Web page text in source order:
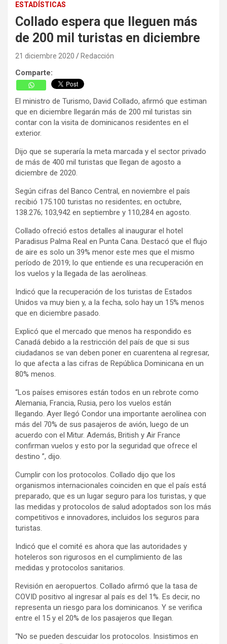
ESTADÍSTICAS
Collado espera que lleguen más
de 200 mil turistas en diciembre
21 diciembre 2020 Redacción
Comparte:
El ministro de Turismo, David Collado, afirmó que estiman
que en diciembre llegarán más de 200 mil turistas sin
contar con la visita de dominicanos residentes en el
exterior.
Dijo que se superaría la meta marcada y el sector privado
de más de 400 mil turistas que llegan de agosto a
diciembre de 2020.
Según cifras del Banco Central, en noviembre el país
recibió 175.100 turistas no residentes; en octubre,
138.276; 103,942 en septiembre y 110,284 en agosto.
Collado ofreció estos detalles al inaugurar el hotel
Paradisus Palma Real en Punta Cana. Destacó que el flujo
de aire es solo un 39% menor este mes que el mismo
período de 2019; lo que entiende es una recuperación en
los vuelos y la llegada de las aerolíneas.
Indicó que la recuperación de los turistas de Estados
Unidos va muy bien y, a la fecha, solo hay un 15% menos
que en diciembre pasado.
Explicó que el mercado que menos ha respondido es
Canadá debido a la restricción del país de que si sus
ciudadanos se van deben poner en cuarentena al regresar,
lo que afecta a las cifras de República Dominicana en un
80% menos.
“Los países emisores están todos en un rebrote como
Alemania, Francia, Rusia, pero los vuelos están
llegando. Ayer llegó Condor una importante aerolínea con
más del 70% de sus pasajeros de avión, luego de un
acuerdo con el Mitur. Además, British y Air France
confirman vuelos y esto por la seguridad que ofrece el
destino ”, dijo.
Cumplir con los protocolos. Collado dijo que los
organismos internacionales coinciden en que el país está
preparado, que es un lugar seguro para los turistas, y que
las medidas y protocolos de salud adoptados son los más
competitivos e innovadores, incluidos los seguros para
turistas.
Indicó que el comité es ahora que las autoridades y
hoteleros son rigurosos en el cumplimiento de las
medidas y protocolos sanitarios.
Revisión en aeropuertos. Collado afirmó que la tasa de
COVID positivo al ingresar al país es del 1%. Es decir, no
representa un riesgo para los dominicanos. Y se verifica
entre el 15 y el 20% de los pasajeros que llegan.
“No se pueden descuidar los protocolos. Insistimos en